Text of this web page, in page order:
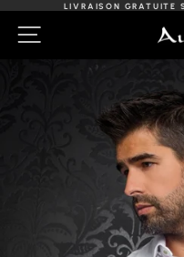
contenu
LIVRAISON GRATUITE